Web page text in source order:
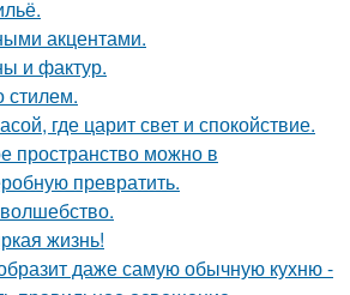
акцентами.
и фактур.
стилем.
где царит свет и спокойствие.
пространство можно в
превратить.
жизнь!
даже самую обычную кухню -